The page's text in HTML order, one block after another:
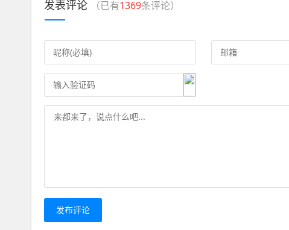
发表评论 （已有1369条评论）
发布评论